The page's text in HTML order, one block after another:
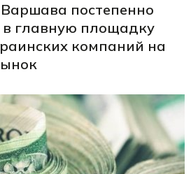
постепенно
главную площадку
компаний на